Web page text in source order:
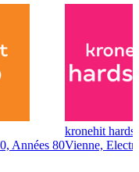
Années 80
kronehit
Vienne,